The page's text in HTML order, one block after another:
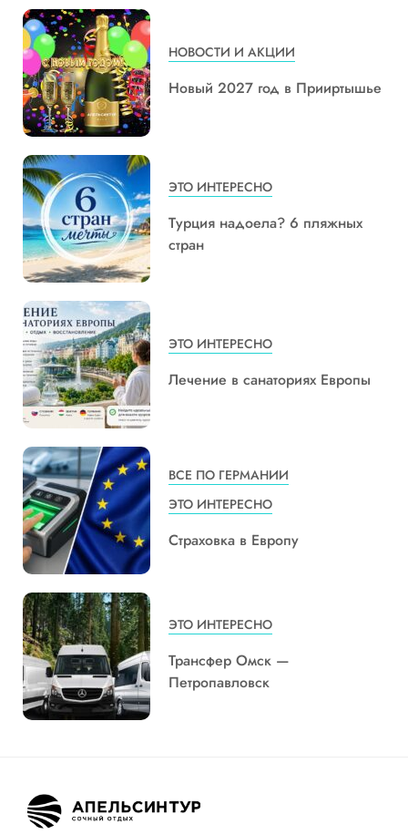
НОВОСТИ И АКЦИИ
Новый 2027 год в Прииртышье
ЭТО ИНТЕРЕСНО
Турция надоела? 6 пляжных
стран
ЭТО ИНТЕРЕСНО
Лечение в санаториях Европы
ВСЕ ПО ГЕРМАНИИ
ЭТО ИНТЕРЕСНО
Страховка в Европу
ЭТО ИНТЕРЕСНО
Трансфер Омск —
Петропавловск